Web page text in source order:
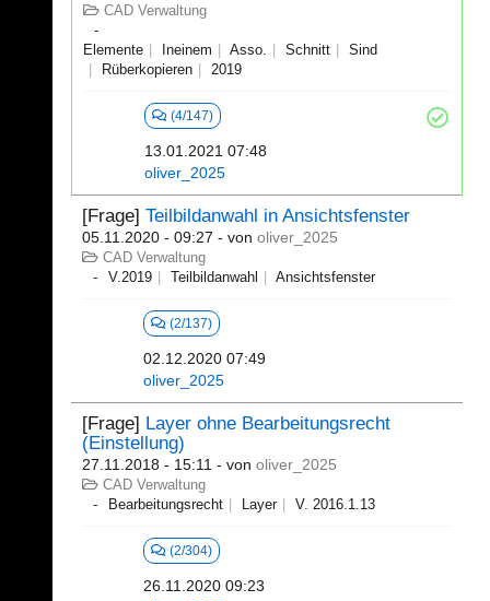
CAD Verwaltung
Elemente Ineinem Asso. Schnitt
Sind
Rüberkopieren
2019
(4/147)
13.01.2021 07:48
oliver_2025
[Frage] Teilbildanwahl in Ansichtsfenster
05.11.2020 - 09:27 - von oliver_2025
CAD Verwaltung
V.2019
Teilbildanwahl Ansichtsfenster
(2/137)
02.12.2020 07:49
oliver_2025
[Frage] Layer ohne Bearbeitungsrecht
(Einstellung)
27.11.2018 - 15:11 - von oliver_2025
CAD Verwaltung
Bearbeitungsrecht
Layer V. 2016.1.13
(2/304)
26.11.2020 09:23